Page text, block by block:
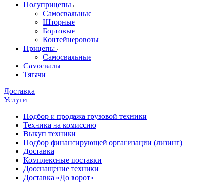
Полуприцепы
Самосвальные
Шторные
Бортовые
Контейнеровозы
Прицепы
Самосвальные
Самосвалы
Тягачи
Доставка
Услуги
Подбор и продажа грузовой техники
Техника на комиссию
Выкуп техники
Подбор финансирующей организации (лизинг)
Доставка
Комплексные поставки
Дооснащение техники
Доставка «До ворот»